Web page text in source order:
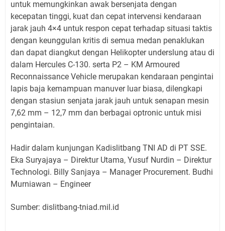
untuk memungkinkan awak bersenjata dengan
kecepatan tinggi, kuat dan cepat intervensi kendaraan
jarak jauh 4×4 untuk respon cepat terhadap situasi taktis
dengan keunggulan kritis di semua medan penaklukan
dan dapat diangkut dengan Helikopter underslung atau di
dalam Hercules C-130. serta P2 – KM Armoured
Reconnaissance Vehicle merupakan kendaraan pengintai
lapis baja kemampuan manuver luar biasa, dilengkapi
dengan stasiun senjata jarak jauh untuk senapan mesin
7,62 mm – 12,7 mm dan berbagai optronic untuk misi
pengintaian.
Hadir dalam kunjungan Kadislitbang TNI AD di PT SSE.
Eka Suryajaya – Direktur Utama, Yusuf Nurdin – Direktur
Technologi. Billy Sanjaya – Manager Procurement. Budhi
Murniawan – Engineer
Sumber: dislitbang-tniad.mil.id